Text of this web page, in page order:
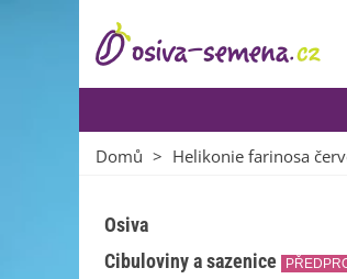
Domů > Helikonie farinosa
Osiva
Cibuloviny a sazenice